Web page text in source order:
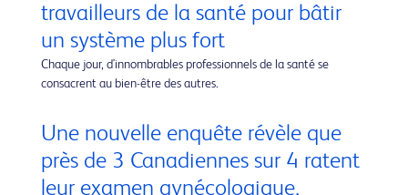
travailleurs de la santé pour bâtir
un système plus fort
Chaque jour, d'innombrables professionnels de la santé se
consacrent au bien-être des autres.
Une nouvelle enquête révèle que
près de 3 Canadiennes sur 4 ratent
leur examen gynécologique,